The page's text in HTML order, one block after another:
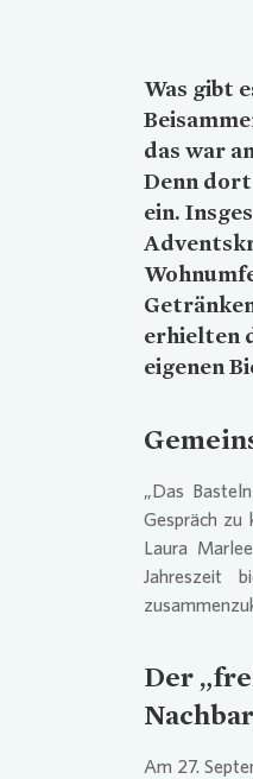
Was gibt
das war
Denn
ein.
erhielten
eigenen
„Das
Gespräch zu
Laura
Jahreszeit
Der
Am 27.